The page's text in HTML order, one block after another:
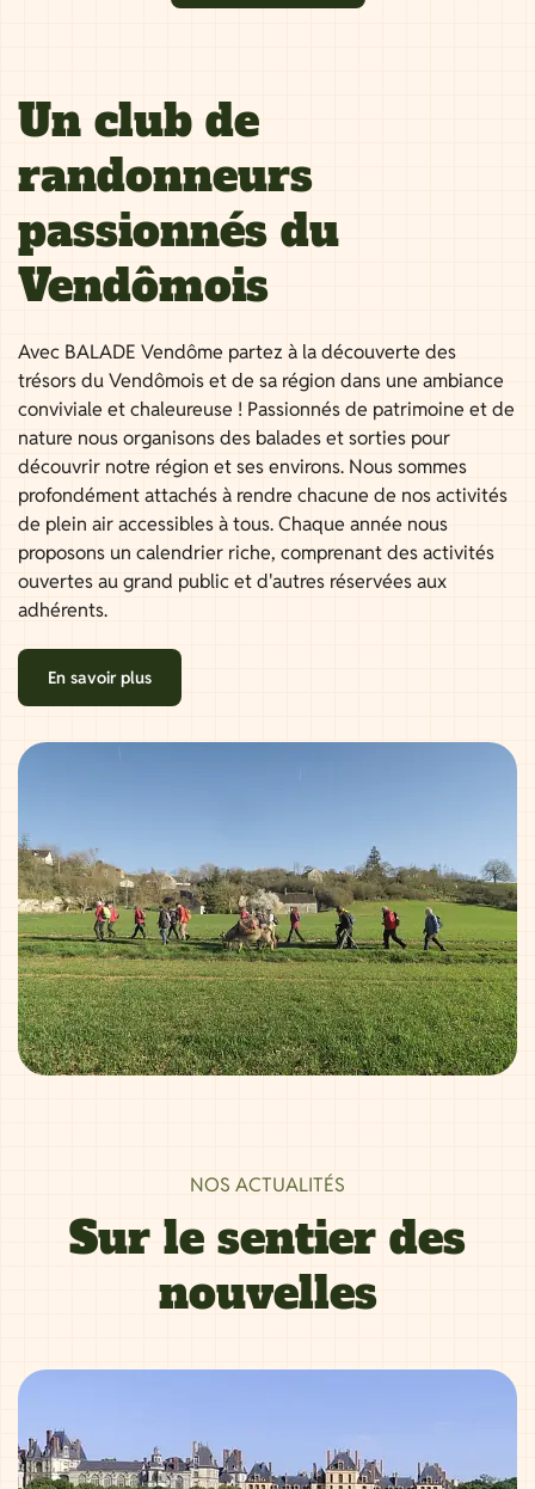
Un club de
randonneurs
passionnés du
Vendômois
Avec BALADE Vendôme partez à la découverte des
trésors du Vendômois et de sa région dans une ambiance
conviviale et chaleureuse ! Passionnés de patrimoine et de
nature nous organisons des balades et sorties pour
découvrir notre région et ses environs. Nous sommes
profondément attachés à rendre chacune de nos activités
de plein air accessibles à tous. Chaque année nous
proposons un calendrier riche, comprenant des activités
ouvertes au grand public et d'autres réservées aux
adhérents.
En savoir plus
NOS ACTUALITÉS
Sur le sentier des
nouvelles